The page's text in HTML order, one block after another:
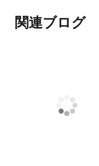
関連ブログ